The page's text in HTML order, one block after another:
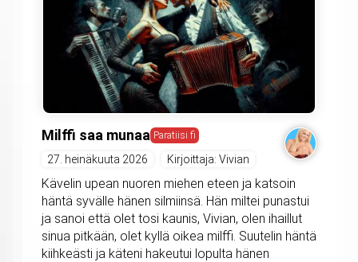
Milffi saa munaa Paratiisi fi
27. heinäkuuta 2026 Kirjoittaja: Vivian
Kävelin upean nuoren miehen eteen ja katsoin
häntä syvälle hänen silmiinsä. Hän miltei punastui
ja sanoi että olet tosi kaunis, Vivian, olen ihaillut
sinua pitkään, olet kyllä oikea milffi. Suutelin häntä
kiihkeästi ja käteni hakeutui lopulta hänen